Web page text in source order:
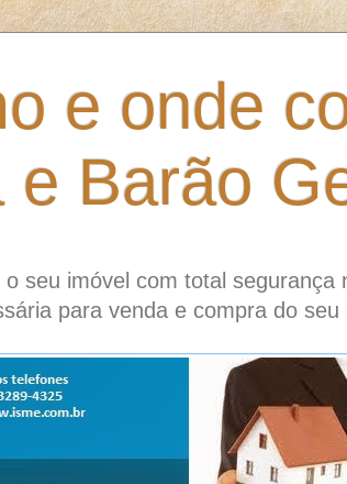
e onde
e Barão
seu imóvel com total
para venda e compra do seu